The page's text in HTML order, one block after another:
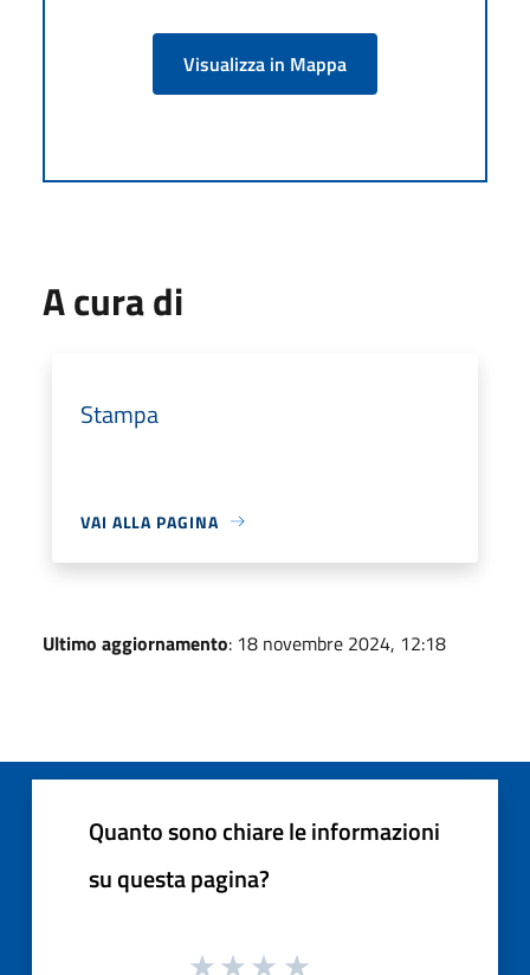
Visualizza in Mappa
A cura di
Stampa
VAI ALLA PAGINA
Ultimo aggiornamento: 18 novembre 2024, 12:18
Quanto sono chiare le informazioni
su questa pagina?